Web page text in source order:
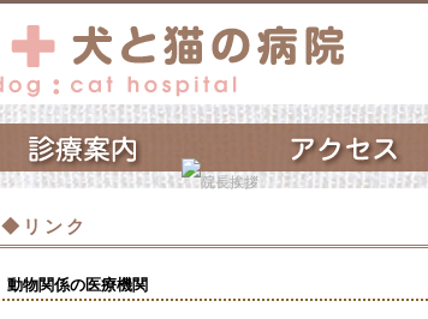
◆リンク
動物関係の医療機関